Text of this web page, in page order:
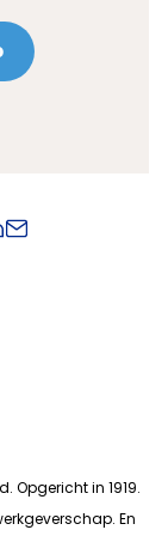
Opgericht in 1919.
En